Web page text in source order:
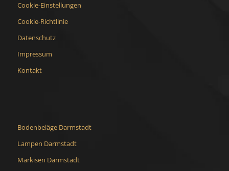
Cookie-Einstellungen
Cookie-Richtlinie
Datenschutz
Impressum
Kontakt
Bodenbeläge Darmstadt
Lampen Darmstadt
Markisen Darmstadt